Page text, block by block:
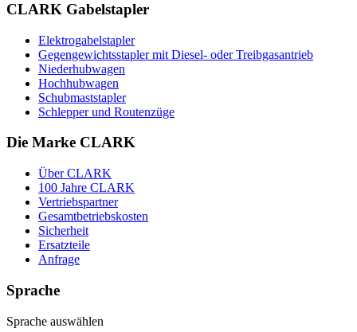
CLARK Gabelstapler
Elektrogabelstapler
Gegengewichtsstapler mit Diesel- oder Treibgasantrieb
Niederhubwagen
Hochhubwagen
Schubmaststapler
Schlepper und Routenzüge
Die Marke CLARK
Über CLARK
100 Jahre CLARK
Vertriebspartner
Gesamtbetriebskosten
Sicherheit
Ersatzteile
Anfrage
Sprache
Sprache auswählen